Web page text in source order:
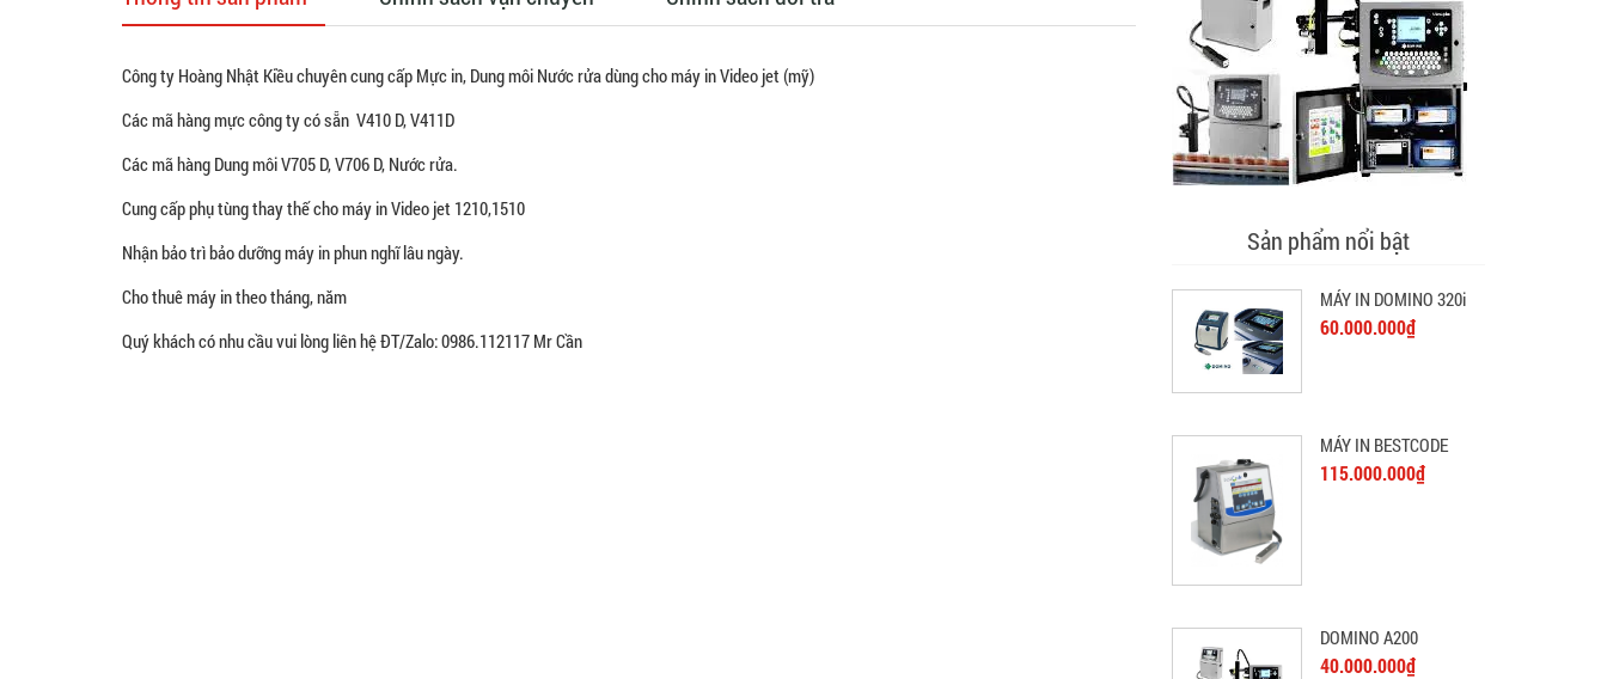
Công ty Hoàng Nhật Kiều chuyên cung cấp Mực in, Dung môi Nước rửa dùng cho máy in Video jet (mỹ)
Các mã hàng mực công ty có sẵn V410 D, V411D
Các mã hàng Dung môi V705 D, V706 D, Nước rửa.
Cung cấp phụ tùng thay thế cho máy in Video jet 1210,1510
Nhận bảo trì bảo dưỡng máy in phun nghĩ lâu ngày.
Cho thuê máy in theo tháng, năm
Quý khách có nhu cầu vui lòng liên hệ ĐT/Zalo: 0986.112117 Mr Cần
Sản phẩm nổi bật
MÁY IN DOMINO 320i
60.000.000₫
MÁY IN BESTCODE
115.000.000₫
DOMINO A200
40.000.000₫